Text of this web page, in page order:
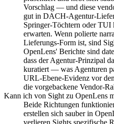
Vorschlag — und diese
gut in DACH-Agentur-
Springer-Töchtern oder TUI
erwarten. Wenn polierte
Lieferungs-Form ist, sind
OpenLens' Berichte sind
dass der Agentur-Prinzipal
kuratiert — was Agenturen
URL-Ebene-Evidenz vor
die vorgebackene Vendor-
Kann ich von Sight zu OpenLens
Beide Richtungen
erstellen sich sauber in
verlieren Sights spezifische